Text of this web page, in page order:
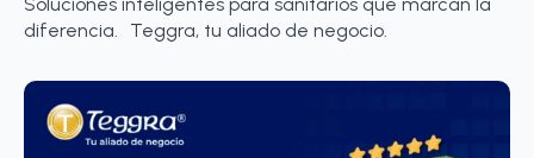
diferencia. Teggra, tu aliado de negocio.